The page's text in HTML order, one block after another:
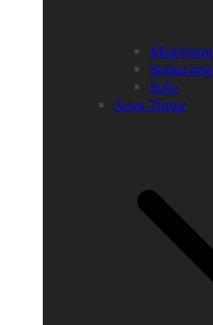
Magelang
Semarang
Solo
Jawa Timur